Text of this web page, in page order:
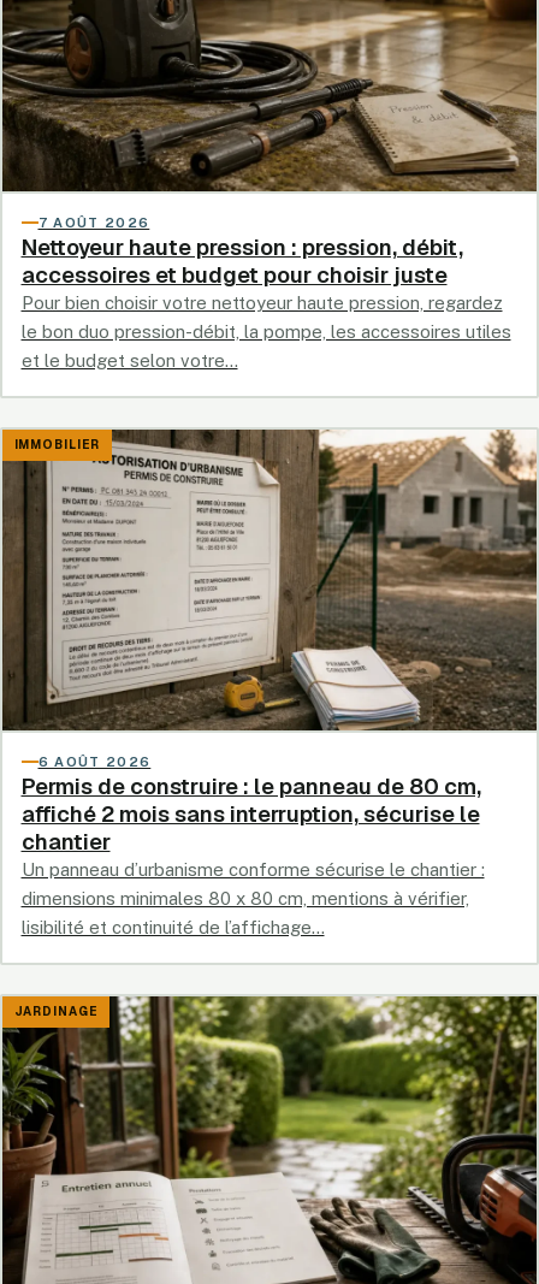
Nettoyeur haute pression : pression, débit,
accessoires et budget pour choisir juste
7 AOÛT 2026
Pour bien choisir votre nettoyeur haute pression, regardez
le bon duo pression-débit, la pompe, les accessoires utiles
et le budget selon votre…
IMMOBILIER
Permis de construire : le panneau de 80 cm,
affiché 2 mois sans interruption, sécurise le
chantier
6 AOÛT 2026
Un panneau d’urbanisme conforme sécurise le chantier :
dimensions minimales 80 x 80 cm, mentions à vérifier,
lisibilité et continuité de l’affichage…
JARDINAGE